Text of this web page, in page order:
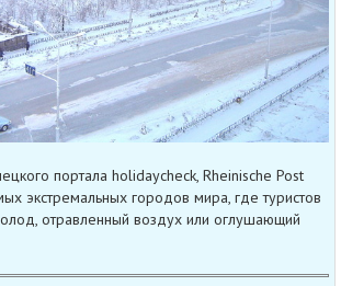
портала holidaycheck, Rheinische Post
экстремальных городов мира, где туристов
отравленный воздух или оглушающий